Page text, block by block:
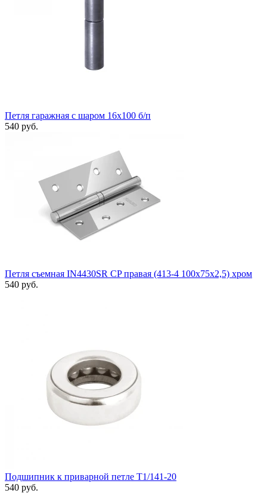
Петля гаражная с шаром 16х100 б/п
540 руб.
Петля съемная IN4430SR CP правая (413-4 100x75x2,5) хром
540 руб.
Подшипник к приварной петле T1/141-20
540 руб.